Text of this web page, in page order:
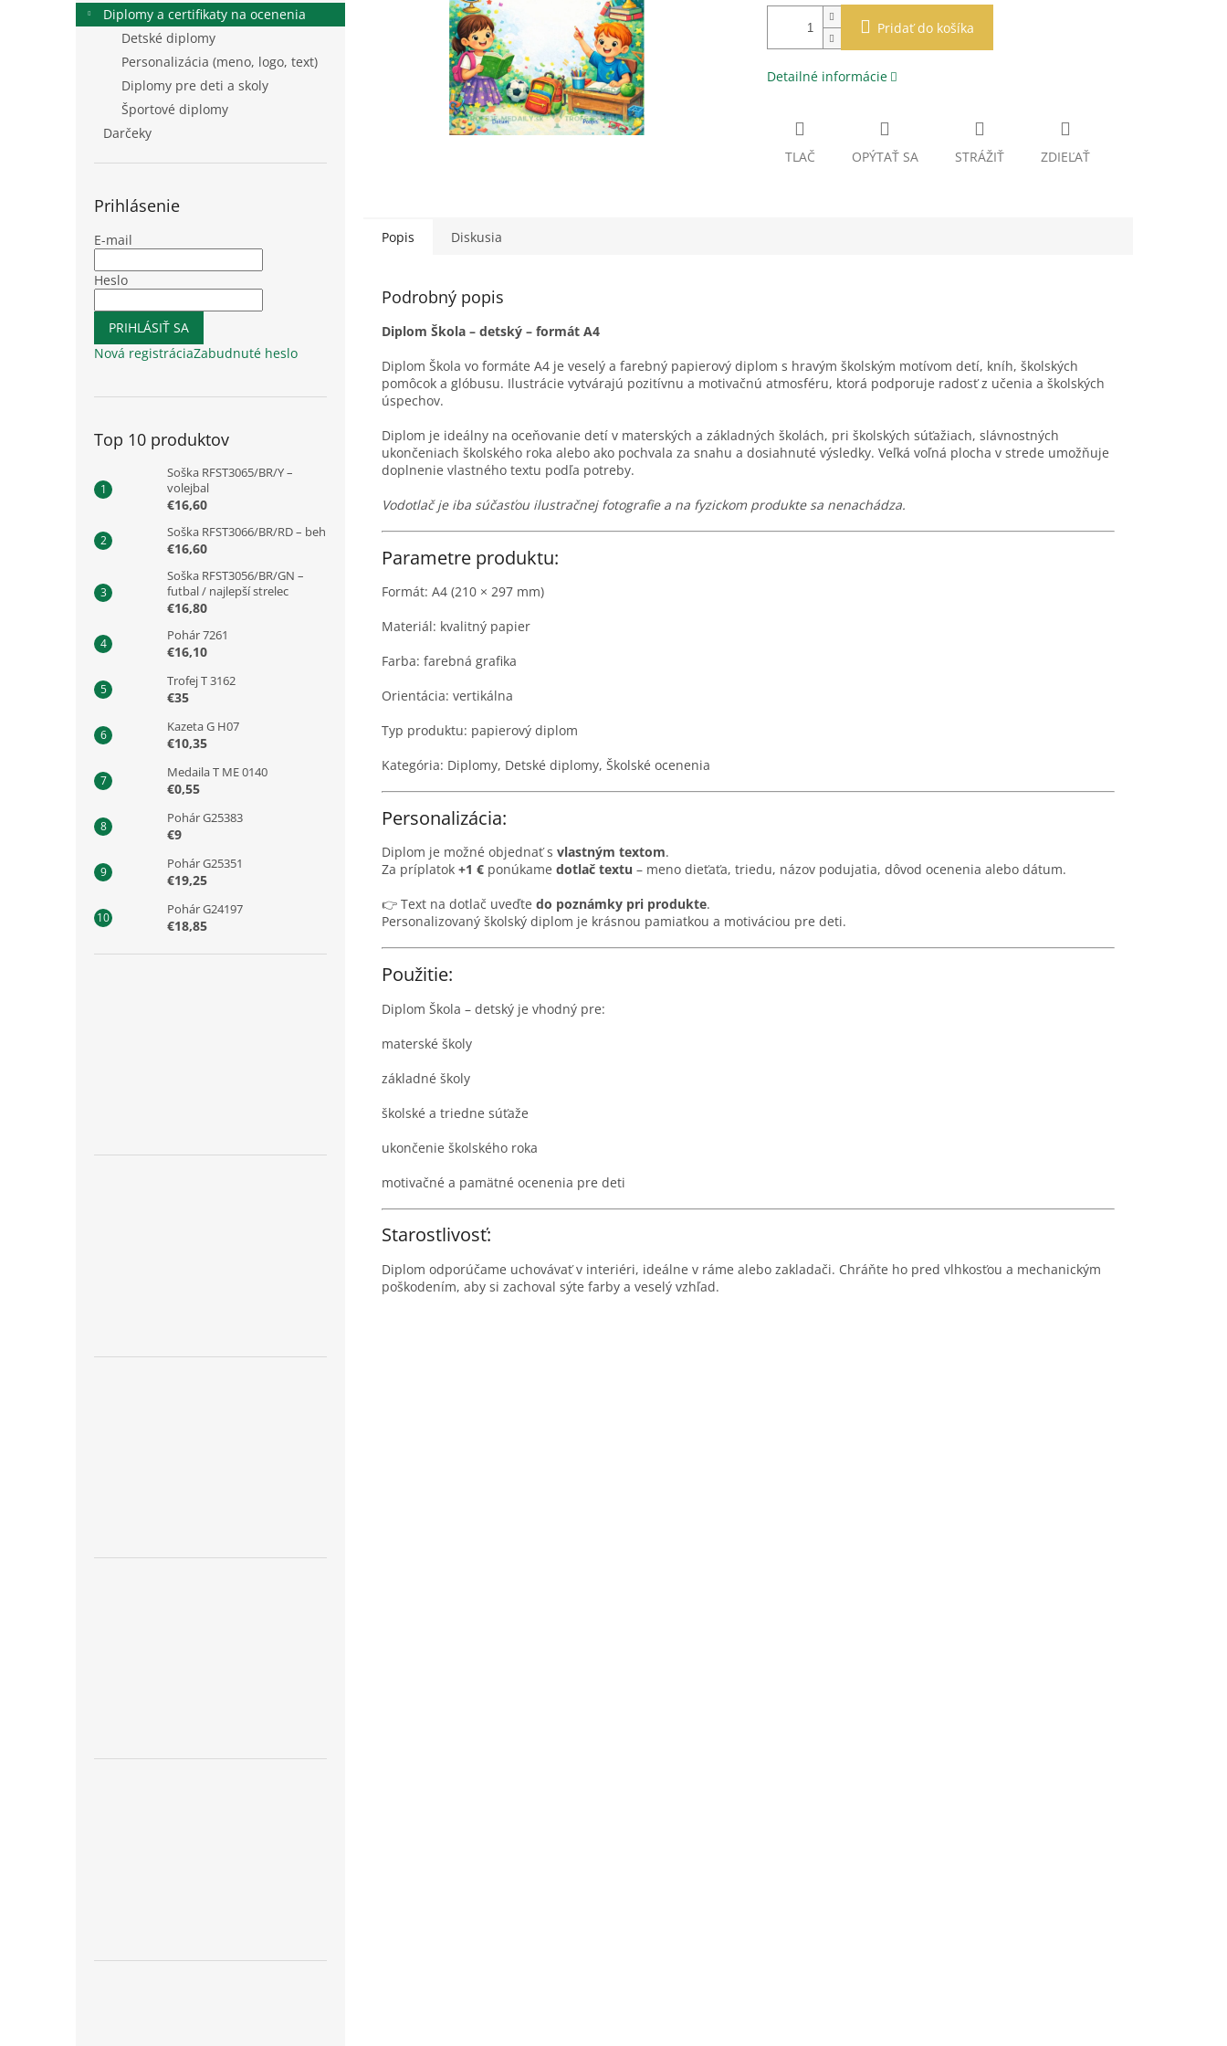
Diplomy a certifikaty na ocenenia
Detské diplomy
Personalizácia (meno, logo, text)
Diplomy pre deti a skoly
Športové diplomy
Darčeky
Prihlásenie
E-mail
Heslo
PRIHLÁSIŤ SA
Nová registráciaZabudnuté heslo
Top 10 produktov
Soška RFST3065/BR/Y –
volejbal
€16,60
Soška RFST3066/BR/RD – beh
€16,60
Soška RFST3056/BR/GN –
futbal / najlepší strelec
€16,80
Pohár 7261
€16,10
Trofej T 3162
€35
Kazeta G H07
€10,35
Medaila T ME 0140
€0,55
Pohár G25383
€9
Pohár G25351
€19,25
Pohár G24197
€18,85
Pridať do košíka
Detailné informácie
TLAČ OPÝTAŤ SA STRÁŽIŤ ZDIEĽAŤ
Popis Diskusia
Podrobný popis
Diplom Škola – detský – formát A4
Diplom Škola vo formáte A4 je veselý a farebný papierový diplom s hravým školským motívom detí, kníh, školských
pomôcok a glóbusu. Ilustrácie vytvárajú pozitívnu a motivačnú atmosféru, ktorá podporuje radosť z učenia a školských
úspechov.
Diplom je ideálny na oceňovanie detí v materských a základných školách, pri školských súťažiach, slávnostných
ukončeniach školského roka alebo ako pochvala za snahu a dosiahnuté výsledky. Veľká voľná plocha v strede umožňuje
doplnenie vlastného textu podľa potreby.
Vodotlač je iba súčasťou ilustračnej fotografie a na fyzickom produkte sa nenachádza.
Parametre produktu:
Formát: A4 (210 × 297 mm)
Materiál: kvalitný papier
Farba: farebná grafika
Orientácia: vertikálna
Typ produktu: papierový diplom
Kategória: Diplomy, Detské diplomy, Školské ocenenia
Personalizácia:
Diplom je možné objednať s vlastným textom.
Za príplatok +1 € ponúkame dotlač textu – meno dieťaťa, triedu, názov podujatia, dôvod ocenenia alebo dátum.
👉 Text na dotlač uveďte do poznámky pri produkte.
Personalizovaný školský diplom je krásnou pamiatkou a motiváciou pre deti.
Použitie:
Diplom Škola – detský je vhodný pre:
materské školy
základné školy
školské a triedne súťaže
ukončenie školského roka
motivačné a pamätné ocenenia pre deti
Starostlivosť:
Diplom odporúčame uchovávať v interiéri, ideálne v ráme alebo zakladači. Chráňte ho pred vlhkosťou a mechanickým
poškodením, aby si zachoval sýte farby a veselý vzhľad.